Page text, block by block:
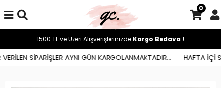
SİPARİŞLER AYNI GÜN KARGOLANMAKTADIR... HAFTA İÇİ
0
1500 TL ve Üzeri Alışverişlerinizde Kargo Bedava !